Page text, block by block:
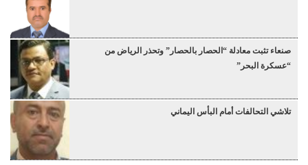
صنعاء تثبت معادلة “الحصار بالحصار” وتحذر الرياض من
“عسكرة البحر”
تلاشي التحالفات أمام البأس اليماني